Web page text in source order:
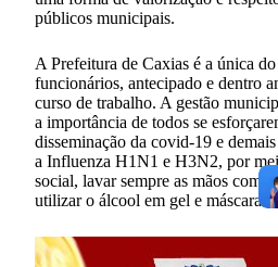
públicos municipais.
A Prefeitura de Caxias é a única
funcionários, antecipado e dentro
curso de trabalho. A gestão
a importância de todos se
disseminação da covid-19 e
a Influenza H1N1 e H3N2, por
social, lavar sempre as mãos com
utilizar o álcool em gel e máscara